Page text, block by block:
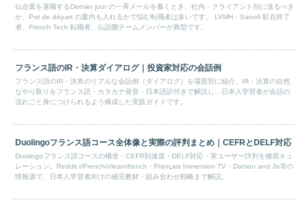
仏企業を退職するDernier jour の一斉メールを書くとき、社内・クライアント別に送るべき
か、Pot de départ の案内も入れるかで悩む転職者は多いです。 LVMH・Sanofi 駐在終了
者、French Tech 転職者、仏語圏チームメンバーが典型です。
フランス語のIR・決算ダイアログ｜投資家対応の会話例
フランス語のIR・決算のリアルな会話例（ダイアログ）を場面別に紹介。IR・決算の自然
なやり取りをフランス語・カタカナ発音・日本語訳付きで解説し、日本人学習者が会話の
流れごと身につけられるよう構成した実践ガイドです。
Duolingoフランス語コース全体像と実際の評判まとめ｜CEFRとDELF対応
Duolingoフランス語コースの構造・CEFR到達度・DELF対応・実ユーザー評判を徹底キュ
レーション。Reddit r/French/r/learnfrench・Français Immersion TV・Damon and Jo等の
情報源で、日本人学習者向けの補完教材・組み合わせ戦略まで解説。